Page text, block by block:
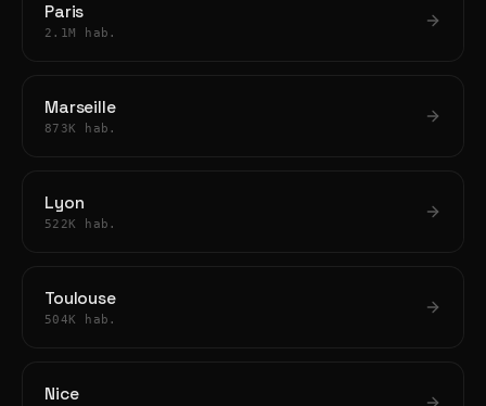
Paris
2.1M hab.
Marseille
873K hab.
Lyon
522K hab.
Toulouse
504K hab.
Nice